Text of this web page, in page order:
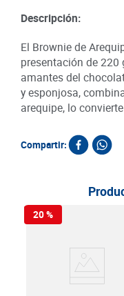
Descripción:
El Brownie de
presentación de 220
amantes del
y esponjosa,
arequipe, lo
Compartir:
20 %